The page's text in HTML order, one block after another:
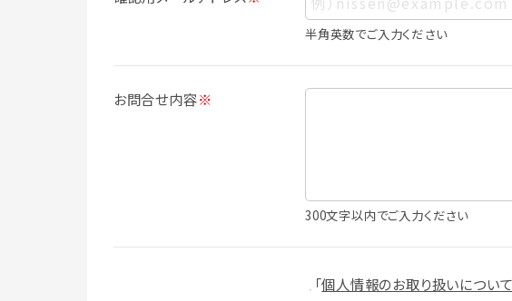
本サービスにおける個人情報の利用目的は以下の通りであ
個人情報を利用することはありません。
・会員ポイントプログラムの運営
・各種お申込みや、お問い合わせへの対応
・投稿したクチコミ情報、写真の本サービスへの掲載
半角英数でご入力ください
お問合せ内容※
300文字以内でご入力ください
「個人情報のお取り扱いについて